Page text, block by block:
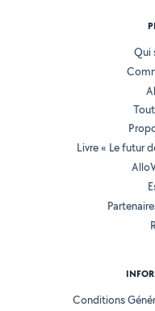
Qui
Livre « Le futur
Conditions